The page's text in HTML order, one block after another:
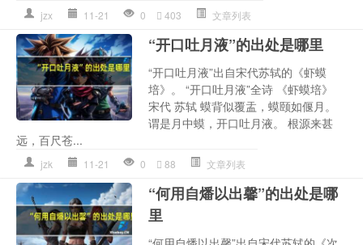
jzx 11-21 0 403 文章列表
“开口吐月液”的出处是哪里
“开口吐月液”出自宋代苏轼的《虾蟆
培》。 “开口吐月液”全诗 《虾蟆培》
宋代 苏轼 蟆背似覆盂，蟆颐如偃月。
谓是月中蟆，开口吐月液。 根源来甚
远，百尺苍...
jzk 11-21 0 88 文章列表
“何用自燔以出馨”的出处是哪
里